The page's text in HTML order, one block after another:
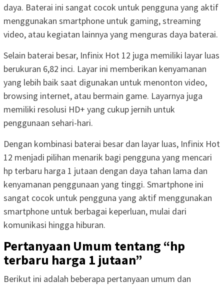
daya. Baterai ini sangat cocok untuk pengguna yang aktif
menggunakan smartphone untuk gaming, streaming
video, atau kegiatan lainnya yang menguras daya baterai.
Selain baterai besar, Infinix Hot 12 juga memiliki layar luas
berukuran 6,82 inci. Layar ini memberikan kenyamanan
yang lebih baik saat digunakan untuk menonton video,
browsing internet, atau bermain game. Layarnya juga
memiliki resolusi HD+ yang cukup jernih untuk
penggunaan sehari-hari.
Dengan kombinasi baterai besar dan layar luas, Infinix Hot
12 menjadi pilihan menarik bagi pengguna yang mencari
hp terbaru harga 1 jutaan dengan daya tahan lama dan
kenyamanan penggunaan yang tinggi. Smartphone ini
sangat cocok untuk pengguna yang aktif menggunakan
smartphone untuk berbagai keperluan, mulai dari
komunikasi hingga hiburan.
Pertanyaan Umum tentang “hp
terbaru harga 1 jutaan”
Berikut ini adalah beberapa pertanyaan umum dan